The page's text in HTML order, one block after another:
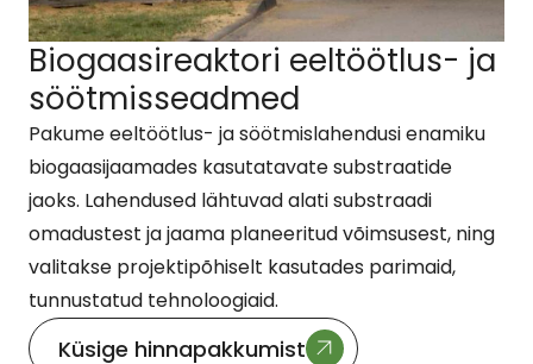
Biogaasireaktori eeltöötlus- ja
söötmisseadmed
Pakume eeltöötlus- ja söötmislahendusi enamiku
biogaasijaamades kasutatavate substraatide
jaoks. Lahendused lähtuvad alati substraadi
omadustest ja jaama planeeritud võimsusest, ning
valitakse projektipõhiselt kasutades parimaid,
tunnustatud tehnoloogiaid.
Küsige hinnapakkumist